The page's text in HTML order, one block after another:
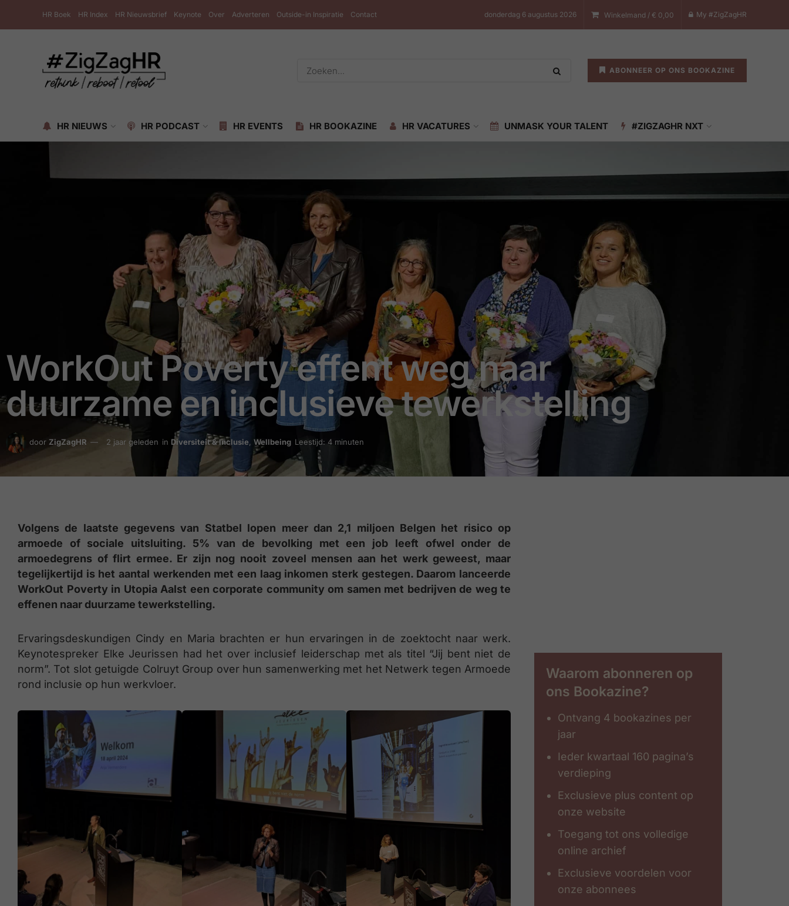
HR Boek HR Index HR Nieuwsbrief Keynote Over Adverteren Outside-in Inspiratie Contact donderdag 6 augustus 2026 Winkelmand / € 0,00 My #ZigZagHR
ABONNEER OP ONS BOOKAZINE
HR NIEUWS HR PODCAST HR EVENTS HR BOOKAZINE HR VACATURES UNMASK YOUR TALENT #ZIGZAGHR NXT
WorkOut Poverty effent weg naar
duurzame en inclusieve tewerkstelling
door ZigZagHR 2 jaar geleden in Diversiteit & Inclusie, Wellbeing Leestijd: 4 minuten
Volgens de laatste gegevens van Statbel lopen meer dan 2,1 miljoen Belgen het risico op
armoede of sociale uitsluiting. 5% van de bevolking met een job leeft ofwel onder de
armoedegrens of flirt ermee. Er zijn nog nooit zoveel mensen aan het werk geweest, maar
tegelijkertijd is het aantal werkenden met een laag inkomen sterk gestegen. Daarom lanceerde
WorkOut Poverty in Utopia Aalst een corporate community om samen met bedrijven de weg te
effenen naar duurzame tewerkstelling.
Ervaringsdeskundigen Cindy en Maria brachten er hun ervaringen in de zoektocht naar werk.
Keynotespreker Elke Jeurissen had het over inclusief leiderschap met als titel “Jij bent niet de
norm”. Tot slot getuigde Colruyt Group over hun samenwerking met het Netwerk tegen Armoede
rond inclusie op hun werkvloer.
Waarom abonneren op
ons Bookazine?
Ontvang 4 bookazines per
jaar
Ieder kwartaal 160 pagina’s
verdieping
Exclusieve plus content op
onze website
Toegang tot ons volledige
online archief
Exclusieve voordelen voor
onze abonnees